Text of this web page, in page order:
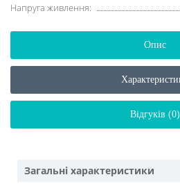
Напруга живлення:
Опис
Відгуків (0)
Загальні характеристики